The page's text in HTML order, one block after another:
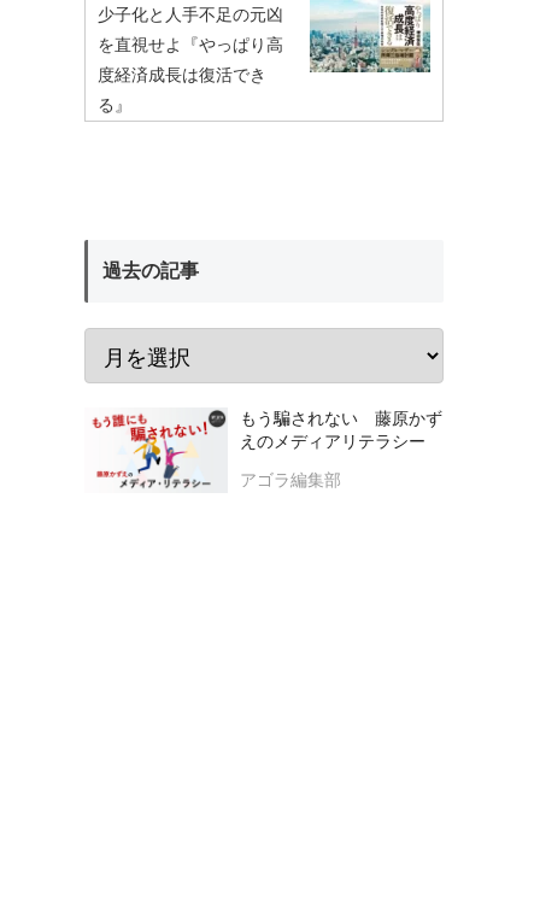
少子化と人手不足の元凶
を直視せよ『やっぱり高
度経済成長は復活でき
る』
過去の記事
もう騙されない 藤原かず
えのメディアリテラシー
アゴラ編集部